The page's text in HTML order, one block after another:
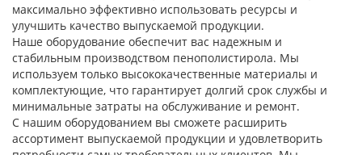
полиэтилена
Линия по производству
пластиковых плит
Линия по производству
пустотелых сотовых
плит
максимально эффективно использовать ресурсы и
улучшить качество выпускаемой продукции.
Наше оборудование обеспечит вас надежным и
стабильным производством пенополистирола. Мы
используем только высококачественные материалы и
комплектующие, что гарантирует долгий срок службы и
минимальные затраты на обслуживание и ремонт.
С нашим оборудованием вы сможете расширить
ассортимент выпускаемой продукции и удовлетворить